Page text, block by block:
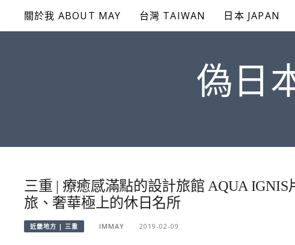
content
關於我 ABOUT MAY 台灣 TAIWAN 日本 JAPAN
偽日
三重 | 療癒感滿點的設計旅館 AQUA
旅、奢華極上的休日名所
近畿地方 | 三重 IMMAY 2019-02-09